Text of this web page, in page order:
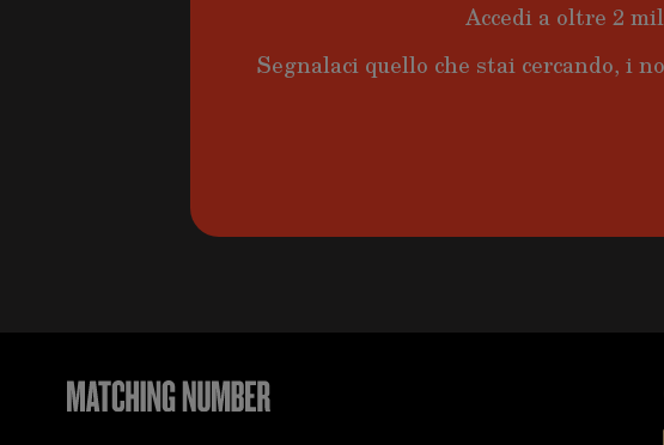
Accedi a oltre 2
Segnalaci quello che stai cercando, i